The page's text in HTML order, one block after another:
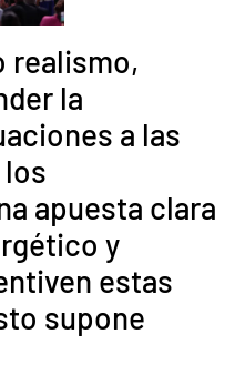
realismo,
la
a las
apuesta clara
y
estas
supone